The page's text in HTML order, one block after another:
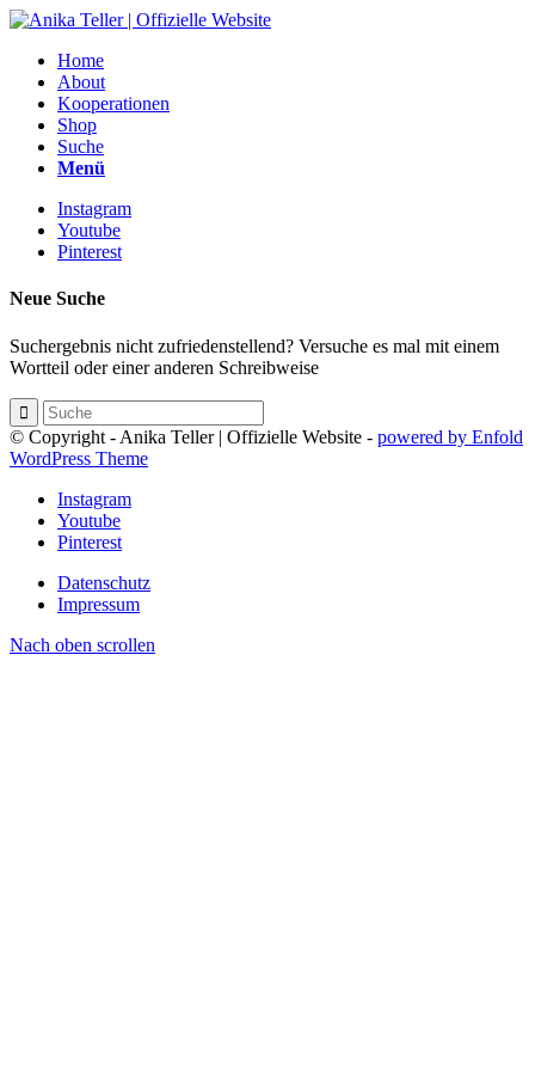
Home
About
Kooperationen
Shop
Suche
Menü
Instagram
Youtube
Pinterest
Neue Suche
Suchergebnis nicht zufriedenstellend? Versuche es mal mit einem
Wortteil oder einer anderen Schreibweise
© Copyright - Anika Teller | Offizielle Website - powered by Enfold
WordPress Theme
Instagram
Youtube
Pinterest
Datenschutz
Impressum
Nach oben scrollen